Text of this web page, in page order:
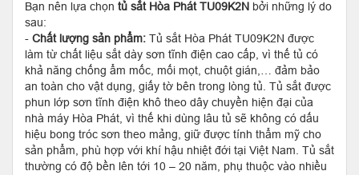
Bạn nên lựa chọn tủ sắt Hòa Phát TU09K2N bởi những lý do
sau:
- Chất lượng sản phẩm: Tủ sắt Hòa Phát TU09K2N được
làm từ chất liệu sắt dày sơn tĩnh điện cao cấp, vì thế tủ có
khả năng chống ẩm mốc, mối mọt, chuột gián,… đảm bảo
an toàn cho vật dụng, giấy tờ bên trong lòng tủ. Tủ sắt được
phun lớp sơn tĩnh điện khô theo dây chuyền hiện đại của
nhà máy Hòa Phát, vì thế khi dùng lâu tủ sẽ không có dấu
hiệu bong tróc sơn theo mảng, giữ được tính thẩm mỹ cho
sản phẩm, phù hợp với khí hậu nhiệt đới tại Việt Nam. Tủ sắt
thường có độ bền lên tới 10 – 20 năm, phụ thuộc vào nhiều